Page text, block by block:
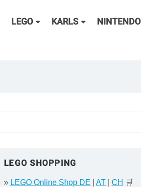
LEGO KARLS NINTENDO
LEGO SHOPPING
» LEGO Online Shop DE AT| CH 🛒